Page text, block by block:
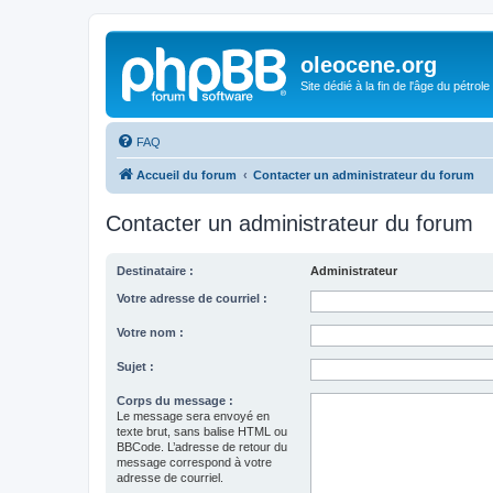
oleocene.org
Site dédié à la fin de l'âge du pétrole
FAQ
Accueil du forum Contacter un administrateur du forum
Contacter un administrateur du forum
Destinataire : Administrateur
Votre adresse de courriel :
Votre nom :
Sujet :
Corps du message :
Le message sera envoyé en
texte brut, sans balise HTML ou
BBCode. L’adresse de retour du
message correspond à votre
adresse de courriel.